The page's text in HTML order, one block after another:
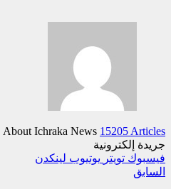
About Ichraka News 15205 Articles
جريدة إلكترونية
فيسبوك تويتر يوتيوب لينكدن
السابق